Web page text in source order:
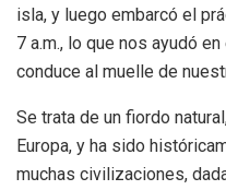
isla, y luego embarcó el
7 a.m., lo que nos ayudó
conduce al muelle de
Se trata de un fiordo
Europa, y ha sido
muchas civilizaciones,